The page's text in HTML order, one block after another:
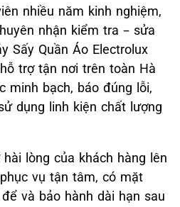
nhiều năm kinh nghiệm,
nhận kiểm tra – sửa
Sấy Quần Áo Electrolux
trợ tận nơi trên toàn Hà
minh bạch, báo đúng lỗi,
dụng linh kiện chất lượng
lòng của khách hàng lên
vụ tận tâm, có mặt
và bảo hành dài hạn sau